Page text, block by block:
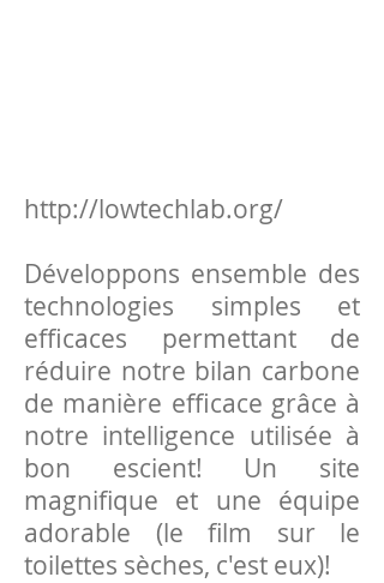
http://lowtechlab.org/
Développons ensemble des
technologies simples et
efficaces permettant de
réduire notre bilan carbone
de manière efficace grâce à
notre intelligence utilisée à
bon escient! Un site
magnifique et une équipe
adorable (le film sur le
toilettes sèches, c'est eux)!